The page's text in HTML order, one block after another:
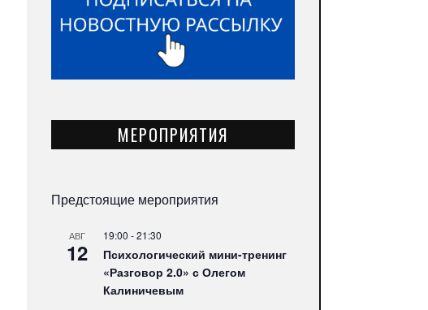
МЕРОПРИЯТИЯ
Предстоящие мероприятия
АВГ
12
19:00 -21:30
Психологический мини-тренинг
«Разговор 2.0» с Олегом
Калиничевым